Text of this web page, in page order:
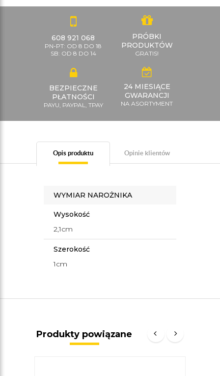
608 921 068
PN-PT: OD 8 DO 18
SB: OD 8 DO 14
PRÓBKI
PRODUKTÓW
GRATIS!
BEZPIECZNE
PŁATNOŚCI
PAYU, PAYPAL, TPAY
24 MIESIĄCE
GWARANCJI
NA ASORTYMENT
Opis produktu Opinie klientów
WYMIAR NAROŻNIKA
Wysokość
2,1cm
Szerokość
1cm
Produkty powiązane